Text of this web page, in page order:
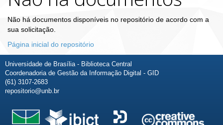
Não há documentos disponíveis no repositório de acordo com a
sua solicitação.
Página inicial do repositório
Universidade de Brasília - Biblioteca Central
Coordenadoria de Gestão da Informação Digital - GID
(61) 3107-2683
repositorio@unb.br